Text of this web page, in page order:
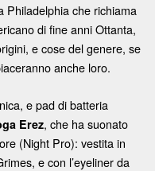
Philadelphia che richiama
di fine anni Ottanta,
e cose del genere, se
anche loro.
e pad di batteria
Erez, che ha suonato
(Night Pro): vestita in
e con l’eyeliner da